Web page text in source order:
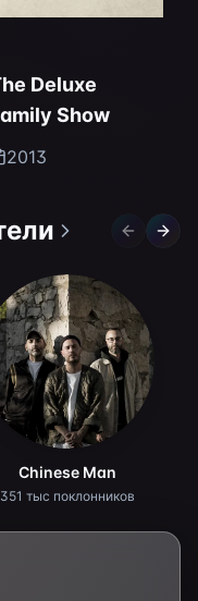
Deluxe
Show
2013
Previous
Chinese Man
351 тыс поклонников